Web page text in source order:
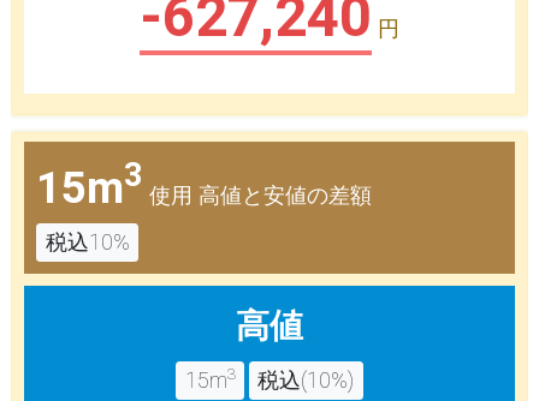
-627,240 円
15m3
使用 高値と安値の差額
税込10%
高値
15m3 税込(10%)